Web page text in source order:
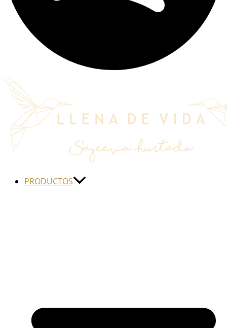
PRODUCTOS